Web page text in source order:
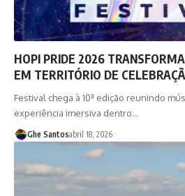
HOPI PRIDE 2026
EM TERRITÓRIO DE
Festival chega à 10ª edição reunindo
experiência imersiva dentro…
Ghe Santosabril 18, 2026